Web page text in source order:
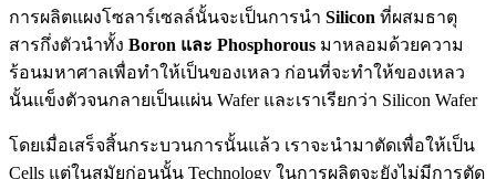
การผลิตแผงโซลาร์เซลล์นั้นจะเป็นการนำ Silicon ที่ผสมธาตุ
สารกึ่งตัวนำทั้ง Boron และ Phosphorous มาหลอมด้วยความ
ร้อนมหาศาลเพื่อทำให้เป็นของเหลว ก่อนที่จะทำให้ของเหลว
นั้นแข็งตัวจนกลายเป็นแผ่น Wafer และเราเรียกว่า Silicon Wafer
โดยเมื่อเสร็จสิ้นกระบวนการนั้นแล้ว เราจะนำมาตัดเพื่อให้เป็น
Cells แต่ในสมัยก่อนนั้น Technology ในการผลิตจะยังไม่มีการตัด